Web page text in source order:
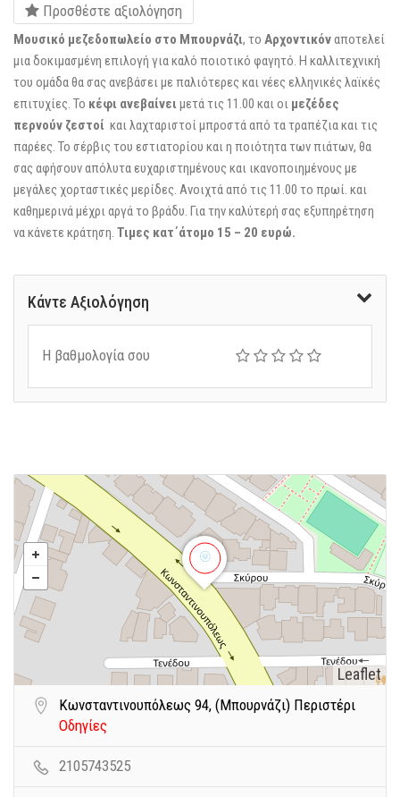
Προσθέστε αξιολόγηση
Μουσικό μεζεδοπωλείο στο Μπουρνάζι, το Αρχοντικόναποτελεί
μια δοκιμασμένη επιλογή για καλό ποιοτικό φαγητό. Η καλλιτεχνική
του ομάδα θα σας ανεβάσει με παλιότερες και νέες ελληνικές λαϊκές
επιτυχίες. Το κέφι ανεβαίνει μετά τις 11.00 και οι μεζέδες
περνούν ζεστοί και λαχταριστοί μπροστά από τα τραπέζια και τις
παρέες. Το σέρβις του εστιατορίου και η ποιότητα των πιάτων, θα
σας αφήσουν απόλυτα ευχαριστημένους και ικανοποιημένους με
μεγάλες χορταστικές μερίδες. Ανοιχτά από τις 11.00 το πρωί. και
καθημερινά μέχρι αργά το βράδυ. Για την καλύτερή σας εξυπηρέτηση
να κάνετε κράτηση. Τιμες κατ΄άτομο 15 – 20 ευρώ.
Κάντε Αξιολόγηση
Η βαθμολογία σου
Leaflet
Κωνσταντινουπόλεως 94, (Μπουρνάζι) Περιστέρι
Οδηγίες
2105743525